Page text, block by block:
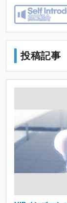
投稿記事